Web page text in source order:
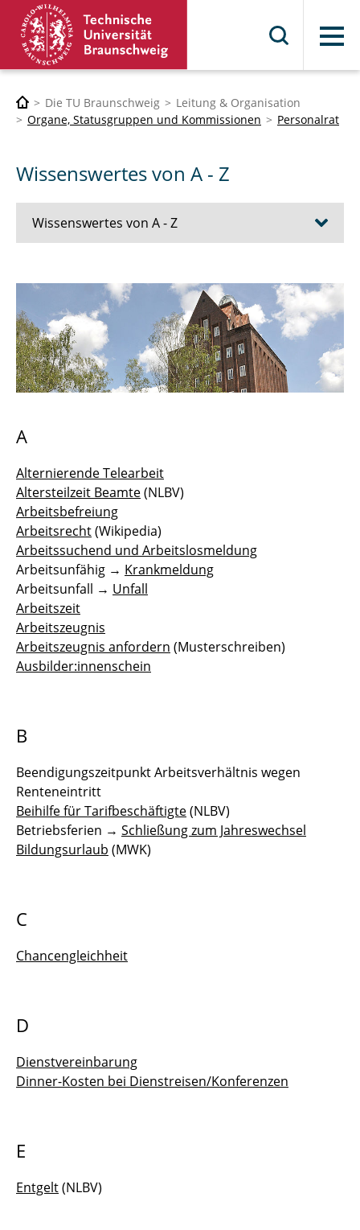
Menü
Die TU Braunschweig
Leitung & Organisation
Organe, Statusgruppen und Kommissionen
Personalrat
Wissenswertes von A - Z
Wissenswertes von A - Z
Arbeiten nachts und am Wochenende
Arbeitsbefreiung
Arbeitssuchend und Arbeitslosmeldung
Arbeitszeugnis
Arztbesuch
Ausbilder:innenschein
Beendigung des Arbeitsverhältnisses wegen
Renteneintritt
Dienstvereinbarung
IT-Governance und IT-Bedarfe
Jahressonderzahlung
JAV-Wahlen
Mensa
Nebentätigkeit
Schließung zum Jahreswechsel
A
Alternierende Telearbeit
Altersteilzeit Beamte(NLBV)
Arbeitsbefreiung
Arbeitsrecht(Wikipedia)
Arbeitssuchend und Arbeitslosmeldung
Arbeitsunfähig → Krankmeldung
Arbeitsunfall → Unfall
Arbeitszeit
Arbeitszeugnis
Arbeitszeugnis anfordern (Musterschreiben)
Ausbilder:innenschein
B
Beendigungszeitpunkt Arbeitsverhältnis wegen
Renteneintritt
Beihilfe für Tarifbeschäftigte(NLBV)
Betriebsferien → Schließung zum Jahreswechsel
Bildungsurlaub (MWK)
C
Chancengleichheit
D
Dienstvereinbarung
Dinner-Kosten bei Dienstreisen/Konferenzen
E
Entgelt(NLBV)